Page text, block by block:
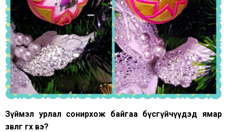
Зүймэл урлал сонирхож байгаа бүсгүйчүүдэд ямар
зөвлөгөө өгөх вэ?